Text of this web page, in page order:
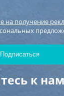
на получение
к